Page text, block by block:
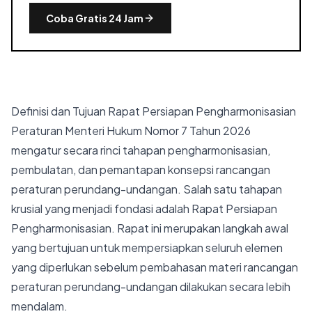
Coba Gratis 24 Jam
Definisi dan Tujuan Rapat Persiapan Pengharmonisasian
Peraturan Menteri Hukum Nomor 7 Tahun 2026
mengatur secara rinci tahapan pengharmonisasian,
pembulatan, dan pemantapan konsepsi rancangan
peraturan perundang-undangan. Salah satu tahapan
krusial yang menjadi fondasi adalah Rapat Persiapan
Pengharmonisasian. Rapat ini merupakan langkah awal
yang bertujuan untuk mempersiapkan seluruh elemen
yang diperlukan sebelum pembahasan materi rancangan
peraturan perundang-undangan dilakukan secara lebih
mendalam.